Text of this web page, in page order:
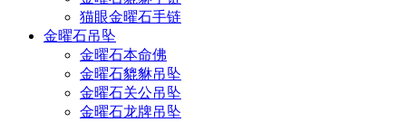
猫眼金曜石手链
金曜石吊坠
金曜石本命佛
金曜石貔貅吊坠
金曜石关公吊坠
金曜石龙牌吊坠